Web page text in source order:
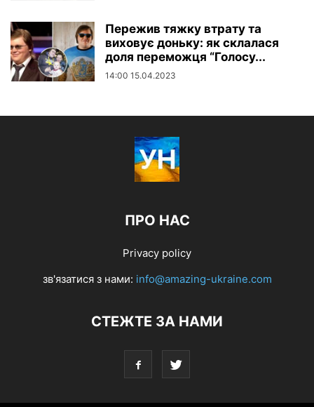
Пережив тяжку втрату та
виховує доньку: як склалася
доля переможця “Голосу...
14:00 15.04.2023
ПРО НАС
Privacy policy
зв'язатися з нами: info@amazing-ukraine.com
СТЕЖТЕ ЗА НАМИ